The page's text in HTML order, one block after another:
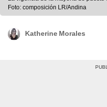
Foto: composición LR/Andina
Katherine Morales